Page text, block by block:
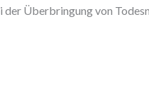
Überbringung von